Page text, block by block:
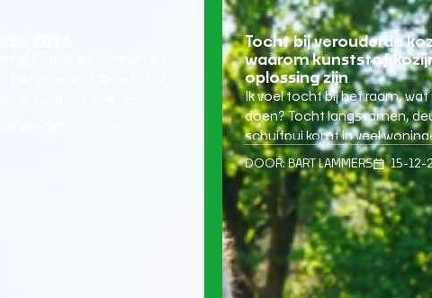
Tocht bij verouderde
waarom kunststof
oplossing zijn
Ik voel tocht bij het raam, wat
doen? Tocht langs ramen,
schuifpui komt in veel
één hoofdreden: verouderde
niet meer goed afsluiten. Dat
vaak het sterkst in de
Je voelt een koude stroming
randen, de temperatuur in huis
schommelt sneller […]
DOOR:BART LAMMERS 15-12-